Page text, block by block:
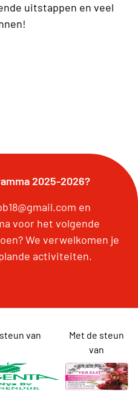
uitstappen en veel
2025-2026?
en
voor het volgende
We verwelkomen je
activiteiten.
van
Met de steun
van